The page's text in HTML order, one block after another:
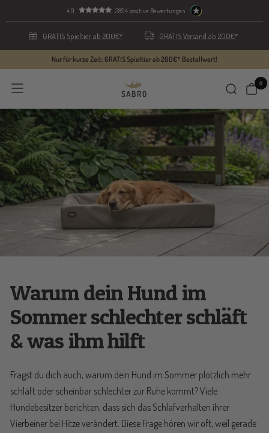
zum
4.9 2894 positive Bewertungen
GRATIS Versand ab 200€*
GRATIS Spieltier ab 200€*
Nur für kurze Zeit: GRATIS Spieltier ab 200€* Bestellwert!
Navigation
SABRO
GmbH
0
Warum dein Hund im
Sommer schlechter schläft
& was ihm hilft
Fragst du dich auch, warum dein Hund im Sommer plötzlich mehr
schläft oder scheinbar schlechter zur Ruhe kommt? Viele
Hundebesitzer berichten, dass sich das Schlafverhalten ihrer
Vierbeiner bei Hitze verändert. Diese Frage hören wir oft, weil gerade